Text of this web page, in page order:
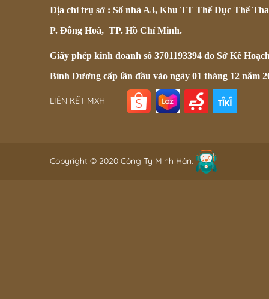
Địa chỉ trụ sở : Số nhà A3, Khu TT Thể Dục Thể
P. Đông Hoà, TP. Hồ Chí Minh.
Giấy phép kinh doanh số 3701193394 do Sở Kế
Bình Dương cấp lần đầu vào ngày 01 tháng 12 năm
LIÊN KẾT MXH
Copyright © 2020 Công Ty Minh Hân.